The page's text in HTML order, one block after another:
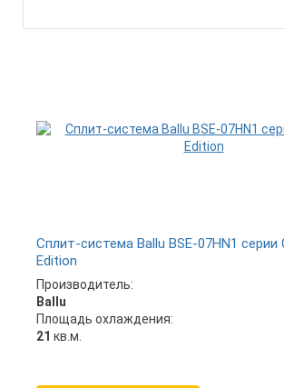
Сплит-система Ballu BSE-07HN1 серии
Edition
Производитель:
Ballu
Площадь охлаждения:
21 кв.м.